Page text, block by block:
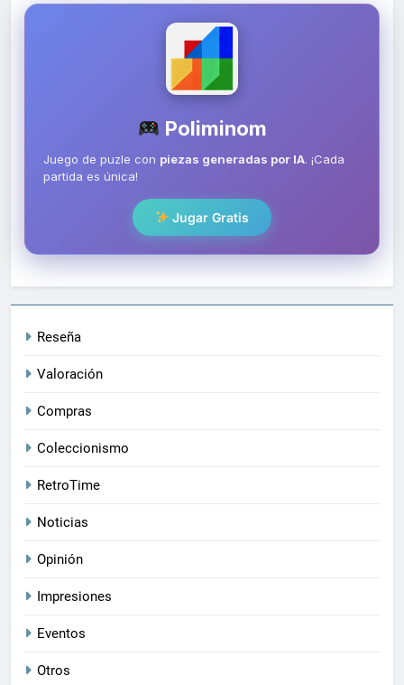
Poliminom
Juego de puzle con piezas generadas por IA. ¡Cada
partida es única!
Jugar Gratis
Reseña
Valoración
Compras
Coleccionismo
RetroTime
Noticias
Opinión
Impresiones
Eventos
Otros